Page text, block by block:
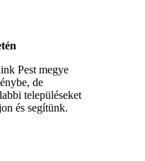
Pest megye
de
településeket
és segítünk.